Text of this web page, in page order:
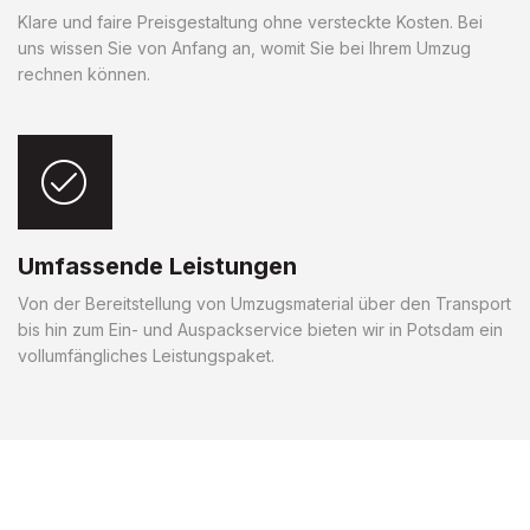
Klare und faire Preisgestaltung ohne versteckte Kosten. Bei
uns wissen Sie von Anfang an, womit Sie bei Ihrem Umzug
rechnen können.
Umfassende Leistungen
Von der Bereitstellung von Umzugsmaterial über den Transport
bis hin zum Ein- und Auspackservice bieten wir in Potsdam ein
vollumfängliches Leistungspaket.